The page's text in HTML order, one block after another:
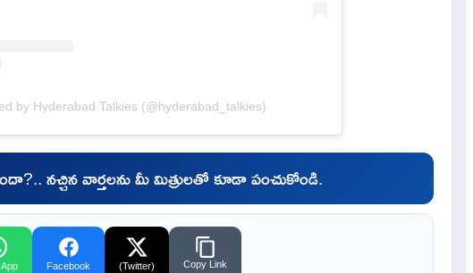
by Hyderabad Talkies (@hyderabad_talkies)
నచ్చిన వార్తలను మీ మిత్రులతో కూడా పంచుకోండి.
Facebook (Twitter) Copy Link